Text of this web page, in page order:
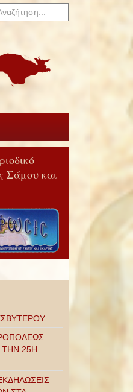
Σάμου και
ΤΗΝ 25Η